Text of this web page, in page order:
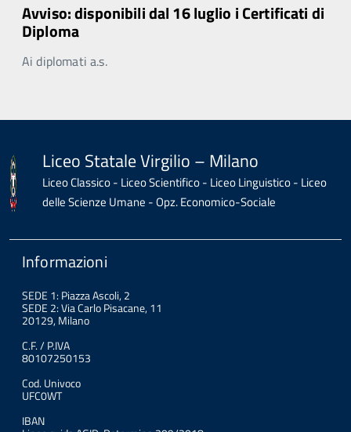
Avviso: disponibili dal 16 luglio i Certificati di
Diploma
Ai diplomati a.s.
Liceo Statale Virgilio – Milano
Liceo Classico - Liceo Scientifico - Liceo Linguistico - Liceo
delle Scienze Umane - Opz. Economico-Sociale
Informazioni
SEDE 1: Piazza Ascoli, 2
SEDE 2: Via Carlo Pisacane, 11
20129, Milano
C.F. / P.IVA
80107250153
Cod. Univoco
UFC0WT
IBAN